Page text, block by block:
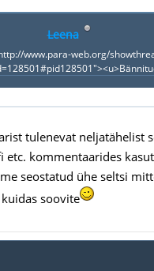
Leena
www.para-web.org/
tulenevat neljatähelist
etc. kommentaarides
seostatud ühe seltsi
soovite